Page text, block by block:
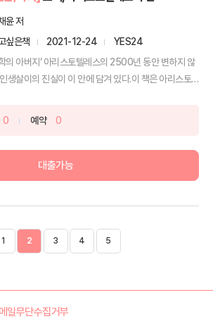
윤 저
싶은책
2021-12-24
YES24
의 아버지’ 아리스토텔레스의 2500년 동안 변하지 않
생살이의 진실이 이 안에 담겨 있다.이 책은 아리스토
0 예약 0
대출가능
1 2 3 4 5
일무단수집거부